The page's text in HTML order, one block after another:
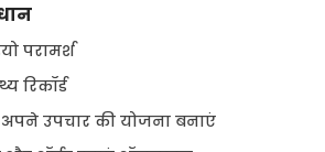
परामर्श
रिकॉर्ड
उपचार की योजना बनाएं